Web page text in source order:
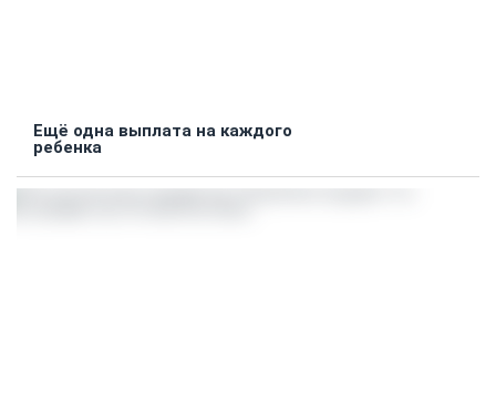
Ещё одна выплата на каждого
ребенка